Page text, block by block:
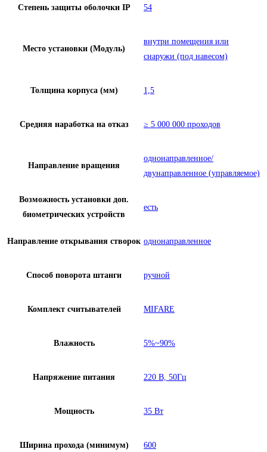
Степень защиты оболочки IP 54
Место установки (Модуль)
внутри помещения или
снаружи (под навесом)
Толщина корпуса (мм) 1,5
Средняя наработка на отказ ≥ 5 000 000 проходов
Направление вращения
однонаправленное/
двунаправленное (управляемое)
Возможность установки доп.
биометрических устройств
есть
Направление открывания створок однонаправленное
Способ поворота штанги ручной
Комплект считывателей MIFARE
Влажность 5%~90%
Напряжение питания 220 В, 50Гц
Мощность 35 Вт
Ширина прохода (минимум) 600